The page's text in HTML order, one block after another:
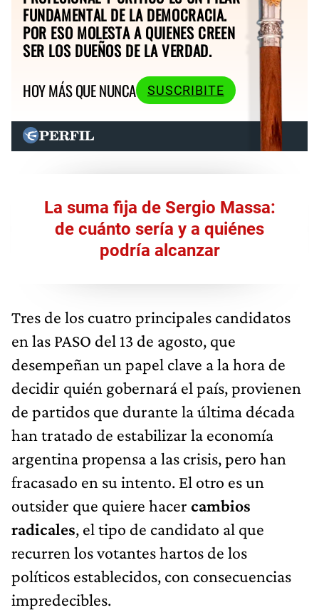
FUNDAMENTAL DE LA DEMOCRACIA.
POR ESO MOLESTA A QUIENES CREEN
SER LOS DUEÑOS DE LA VERDAD.
HOY MÁS QUE NUNCA
SUSCRIBITE
La suma fija de Sergio Massa:
de cuánto sería y a quiénes
podría alcanzar
Tres de los cuatro principales candidatos
en las PASO del 13 de agosto, que
desempeñan un papel clave a la hora de
decidir quién gobernará el país, provienen
de partidos que durante la última década
han tratado de estabilizar la economía
argentina propensa a las crisis, pero han
fracasado en su intento. El otro es un
outsider que quiere hacer cambios
radicales, el tipo de candidato al que
recurren los votantes hartos de los
políticos establecidos, con consecuencias
impredecibles.